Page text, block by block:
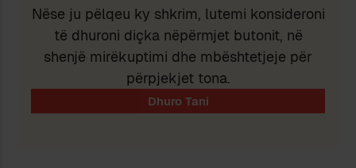
Nëse ju pëlqeu ky shkrim, lutemi konsideroni
të dhuroni diçka nëpërmjet butonit, në
shenjë mirëkuptimi dhe mbështetjeje për
përpjekjet tona.